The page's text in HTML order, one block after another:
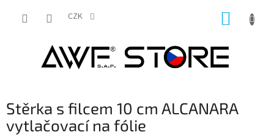
CZK
Stěrka s filcem 10 cm ALCANARA
vytlačovací na fólie